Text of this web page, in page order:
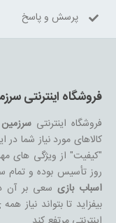
پرسش و پاسخ
فروشگاه اینترنتی
فروشگاه اینترنتی
کالاهای مورد نیاز شما
"کیفیت" از ویژگی های
روز تأسیس بوده و تمام
اسباب بازیسعی بر آن
بیفزاید تا بتواند نیاز